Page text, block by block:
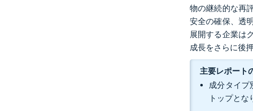
物の継続的な再
安全の確保、透
展開する企業は
成長をさらに後
主要レポート
成分タイプ
トップとな